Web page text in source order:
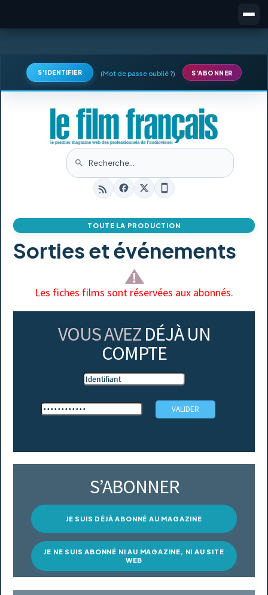
S'IDENTIFIER (Mot de passe oublié ?) S'ABONNER
TOUTE LA PRODUCTION
Sorties et événements
Les fiches films sont réservées aux abonnés.
VOUS AVEZ DÉJÀ UN
COMPTE
S’ABONNER
JE SUIS DÉJÀ ABONNÉ AU MAGAZINE
JE NE SUIS ABONNÉ NI AU MAGAZINE, NI AU SITE
WEB